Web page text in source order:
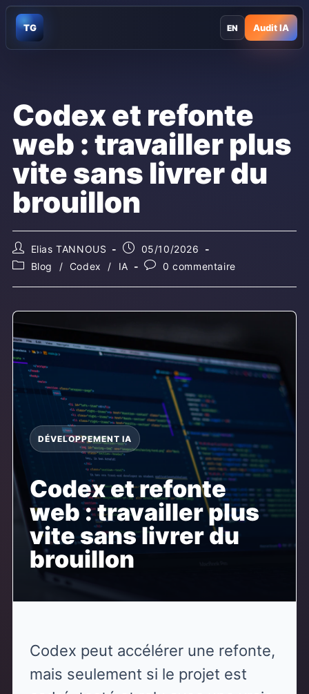
TG EN Audit IA
Skip
content
Codex et refonte
web : travailler plus
vite sans livrer du
brouillon
Auteur/autrice
de
publication :
Elias TANNOUS
Publication
publiée :
05/10/2026
PostBlog / Codex / IA
Commentaires
la
0 commentaire
DÉVELOPPEMENT IA
Codex et refonte
web : travailler plus
vite sans livrer du
brouillon
Codex peut accélérer une refonte,
mais seulement si le projet est